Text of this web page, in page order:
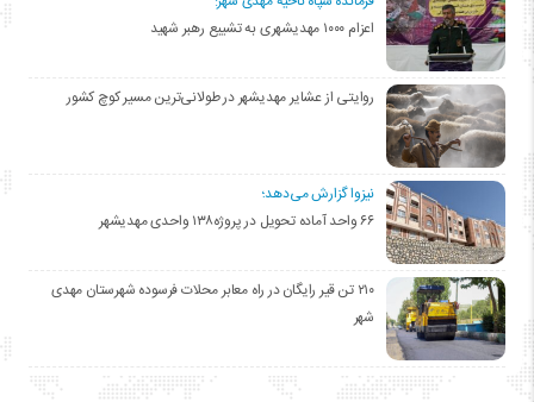
اعزام ۱۰۰۰ مهدیشهری به تشییع رهبر شهید
روایتی از عشایر مهدیشهر در طولانی‌ترین مسیر کوچ کشور
نیزوا گزارش می‌دهد؛
۶۶ واحد آماده تحویل در پروژه۱۳۸ واحدی مهدیشهر
۲۱۰ تن قیر رایگان در راه معابر محلات فرسوده شهرستان مهدی
شهر